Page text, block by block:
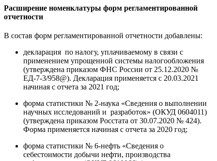
Расширение номенклатуры форм регламентированной
отчетности
В состав форм регламентированной отчетности добавлены:
декларация по налогу, уплачиваемому в связи с
применением упрощенной системы налогообложения
(утверждена приказом ФНС России от 25.12.2020 №
ЕД-7-3/958@). Декларация применяется с 20.03.2021
начиная с отчета за 2021 год;
форма статистики № 2-наука «Сведения о выполнении
научных исследований и разработок» (ОКУД 0604011)
(утверждена приказом Росстата от 30.07.2020 № 424).
Форма применяется начиная с отчета за 2020 год;
форма статистики № 6-нефть «Сведения о
себестоимости добычи нефти, производства